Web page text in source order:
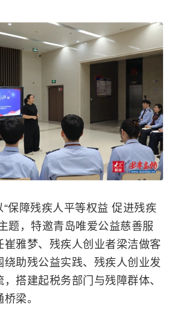
“保障残疾人平等权益 促进残疾
题，特邀青岛唯爱公益慈善服
崔雅梦、残疾人创业者梁洁做客
绕助残公益实践、残疾人创业发
搭建起税务部门与残障群体、
梁。